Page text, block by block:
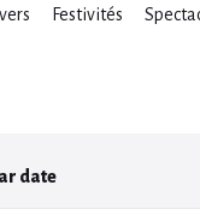
Festivités
date